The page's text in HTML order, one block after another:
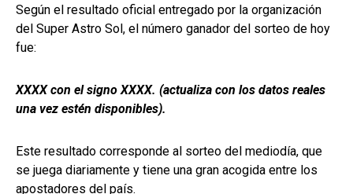
Según el resultado oficial entregado por la organización
del Super Astro Sol, el número ganador del sorteo de hoy
fue:
XXXX con el signo XXXX. (actualiza con los datos reales
una vez estén disponibles).
Este resultado corresponde al sorteo del mediodía, que
se juega diariamente y tiene una gran acogida entre los
apostadores del país.